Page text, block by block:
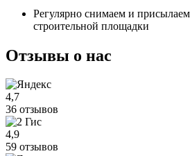
Регулярно снимаем и
строительной площадки
Отзывы о нас
4,7
36 отзывов
4,9
59 отзывов